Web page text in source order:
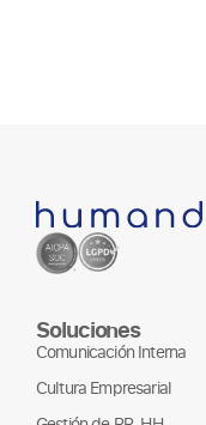
Soluciones
Comunicación Interna
Cultura Empresarial